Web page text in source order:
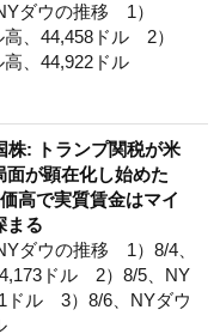
ダウの推移 1）
、44,458ドル 2）
、44,922ドル
: トランプ関税が米
面が顕在化し始めた
高で実質賃金はマイ
まる
ダウの推移 1）8/4、
ドル 2）8/5、NY
ドル 3）8/6、NYダウ